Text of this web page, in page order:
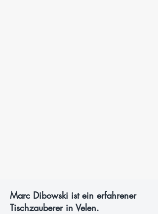
Marc Dibowski ist ein erfahrener
Tischzauberer in Velen.